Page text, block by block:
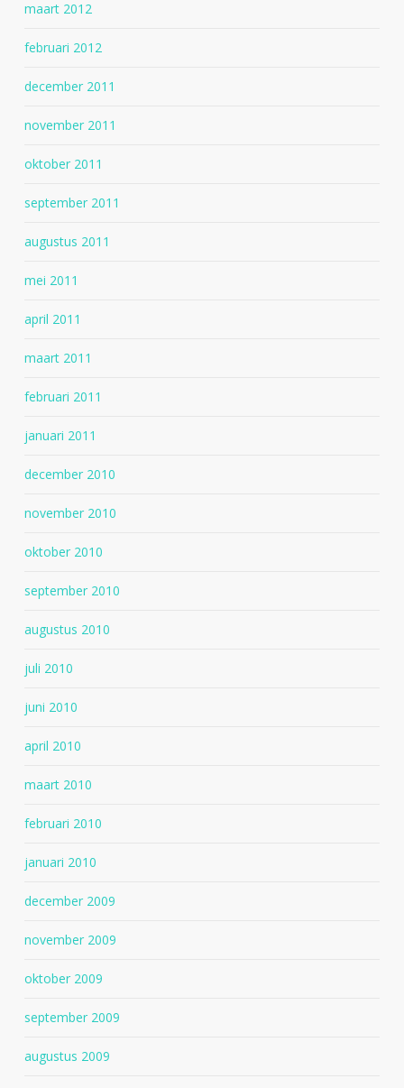
maart 2012
februari 2012
december 2011
november 2011
oktober 2011
september 2011
augustus 2011
mei 2011
april 2011
maart 2011
februari 2011
januari 2011
december 2010
november 2010
oktober 2010
september 2010
augustus 2010
juli 2010
juni 2010
april 2010
maart 2010
februari 2010
januari 2010
december 2009
november 2009
oktober 2009
september 2009
augustus 2009